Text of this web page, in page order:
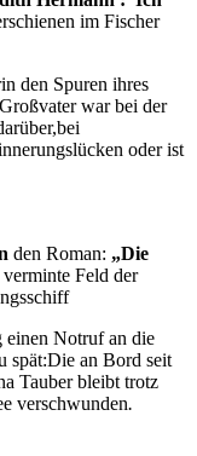
im Fischer
den Spuren ihres
war bei der
oder ist
den Roman: „Die
Feld der
einen Notruf an die
spät:Die an Bord seit
Tauber bleibt trotz
verschwunden.